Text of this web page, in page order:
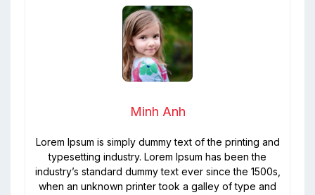
Minh Anh
Lorem Ipsum is simply dummy text of the printing and
typesetting industry. Lorem Ipsum has been the
industry’s standard dummy text ever since the 1500s,
when an unknown printer took a galley of type and